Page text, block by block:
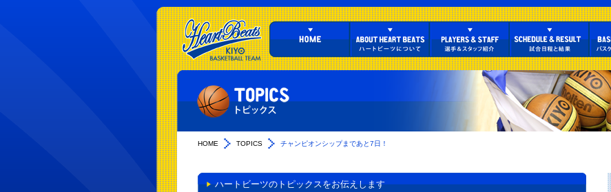
HOME TOPICS チャンピオンシップまであと7日！
ハートビーツのトピックスをお伝えします